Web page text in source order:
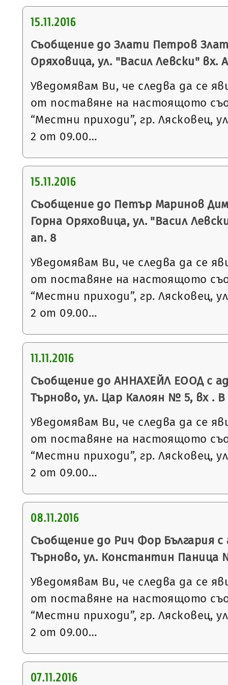
15.11.2016
Съобщение до Злати Петров
Оряховица, ул. "Васил Левски" вх.
Уведомявам Ви, че следва да се
от поставяне на настоящото
“Местни приходи”, гр. Лясковец,
2 от 09.00…
15.11.2016
Съобщение до Петър Маринов
Горна Оряховица, ул. "Васил
ап. 8
Уведомявам Ви, че следва да се
от поставяне на настоящото
“Местни приходи”, гр. Лясковец,
2 от 09.00…
11.11.2016
Съобщение до АННАХЕЙЛ ЕООД с
Търново, ул. Цар Калоян № 5, вх . В
Уведомявам Ви, че следва да се
от поставяне на настоящото
“Местни приходи”, гр. Лясковец,
2 от 09.00…
08.11.2016
Съобщение до Рич Фор България с
Търново, ул. Константин Паница
Уведомявам Ви, че следва да се
от поставяне на настоящото
“Местни приходи”, гр. Лясковец,
2 от 09.00…
07.11.2016